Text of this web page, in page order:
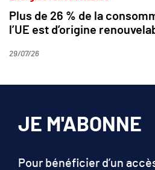
Plus de 26 % de la
l’UE est d’origine
29/07/26
JE M'ABONNE
Pour bénéficier d’un